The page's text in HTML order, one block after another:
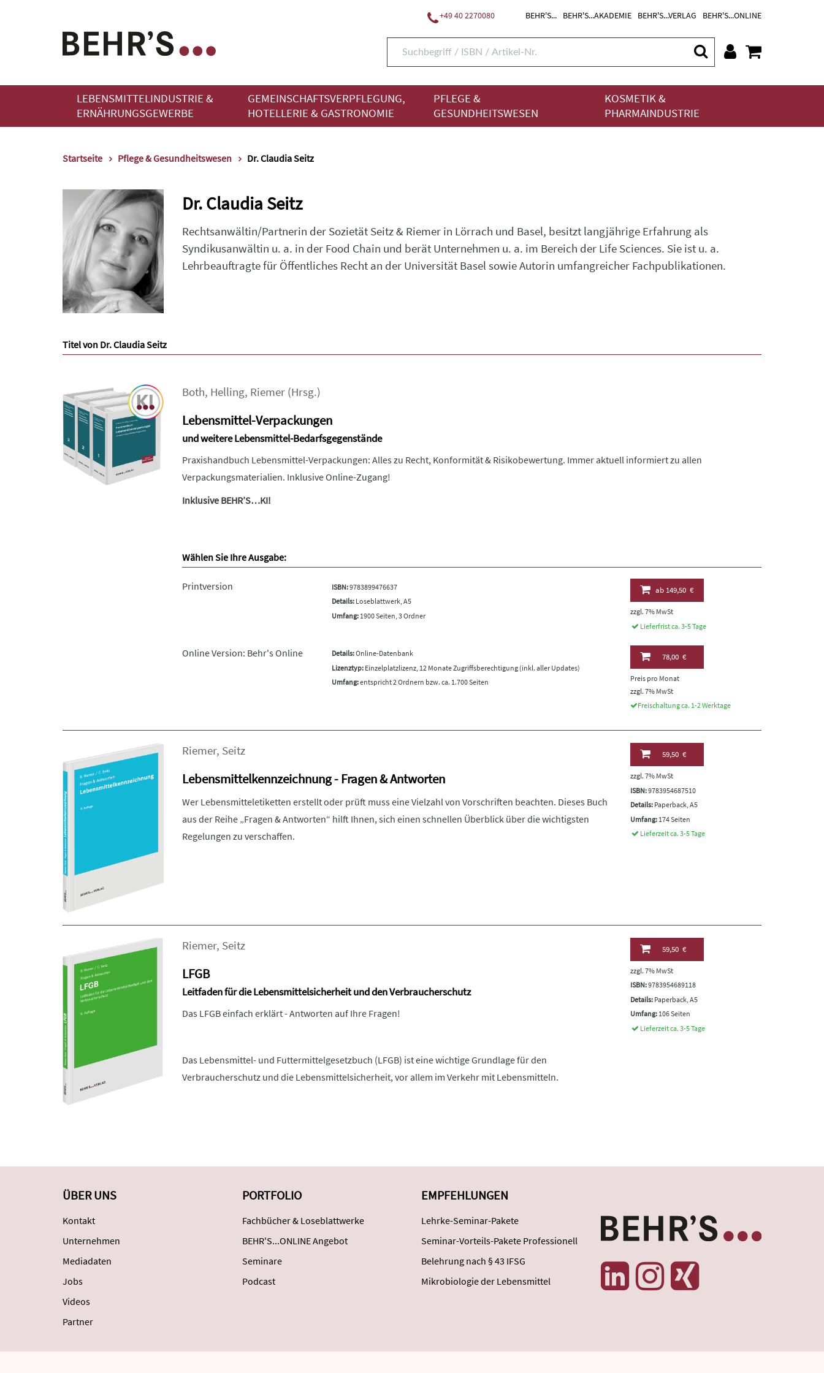
+49 40 2270080 BEHR'S... BEHR'S...AKADEMIE BEHR'S...VERLAG BEHR'S...ONLINE
LEBENSMITTELINDUSTRIE &
ERNÄHRUNGSGEWERBE
GEMEINSCHAFTSVERPFLEGUNG,
HOTELLERIE & GASTRONOMIE
PFLEGE &
GESUNDHEITSWESEN
KOSMETIK &
PHARMAINDUSTRIE
Startseite Pflege & Gesundheitswesen Dr. Claudia Seitz
Dr. Claudia Seitz
Rechtsanwältin/Partnerin der Sozietät Seitz & Riemer in Lörrach und Basel, besitzt langjährige Erfahrung als
Syndikusanwältin u. a. in der Food Chain und berät Unternehmen u. a. im Bereich der Life Sciences. Sie ist u. a.
Lehrbeauftragte für Öffentliches Recht an der Universität Basel sowie Autorin umfangreicher Fachpublikationen.
Titel von Dr. Claudia Seitz
Both, Helling, Riemer (Hrsg.)
Lebensmittel-Verpackungen
und weitere Lebensmittel-Bedarfsgegenstände
Praxishandbuch Lebensmittel-Verpackungen: Alles zu Recht, Konformität & Risikobewertung. Immer aktuell informiert zu allen
Verpackungsmaterialien. Inklusive Online-Zugang!
Inklusive BEHR’S…KI!
Wählen Sie Ihre Ausgabe:
Printversion ISBN:9783899476637
Details:Loseblattwerk, A5
Umfang:1900 Seiten, 3 Ordner
ab149,50 €
zzgl. 7% MwSt
Lieferfrist ca. 3-5 Tage
Online Version: Behr's Online Details:Online-Datenbank
Lizenztyp:Einzelplatzlizenz, 12 Monate Zugriffsberechtigung (inkl. aller Updates)
Umfang:entspricht 2 Ordnern bzw. ca. 1.700 Seiten
78,00 €
Preis pro Monat
zzgl. 7% MwSt
Freischaltung ca. 1-2 Werktage
Riemer, Seitz
Lebensmittelkennzeichnung - Fragen & Antworten
Wer Lebensmitteletiketten erstellt oder prüft muss eine Vielzahl von Vorschriften beachten. Dieses Buch
aus der Reihe „Fragen & Antworten“ hilft Ihnen, sich einen schnellen Überblick über die wichtigsten
Regelungen zu verschaffen.
59,50 €
zzgl. 7% MwSt
ISBN:9783954687510
Details: Paperback, A5
Umfang: 174 Seiten
Lieferzeit ca. 3-5 Tage
Riemer, Seitz
LFGB
Leitfaden für die Lebensmittelsicherheit und den Verbraucherschutz
Das LFGB einfach erklärt - Antworten auf Ihre Fragen!
Das Lebensmittel- und Futtermittelgesetzbuch (LFGB) ist eine wichtige Grundlage für den
Verbraucherschutz und die Lebensmittelsicherheit, vor allem im Verkehr mit Lebensmitteln.
59,50 €
zzgl. 7% MwSt
ISBN:9783954689118
Details: Paperback, A5
Umfang: 106 Seiten
Lieferzeit ca. 3-5 Tage
ÜBER UNS
Kontakt
Unternehmen
Mediadaten
Jobs
Videos
Partner
PORTFOLIO
Fachbücher & Loseblattwerke
BEHR'S...ONLINE Angebot
Seminare
Podcast
EMPFEHLUNGEN
Lehrke-Seminar-Pakete
Seminar-Vorteils-Pakete Professionell
Belehrung nach § 43 IFSG
Mikrobiologie der Lebensmittel